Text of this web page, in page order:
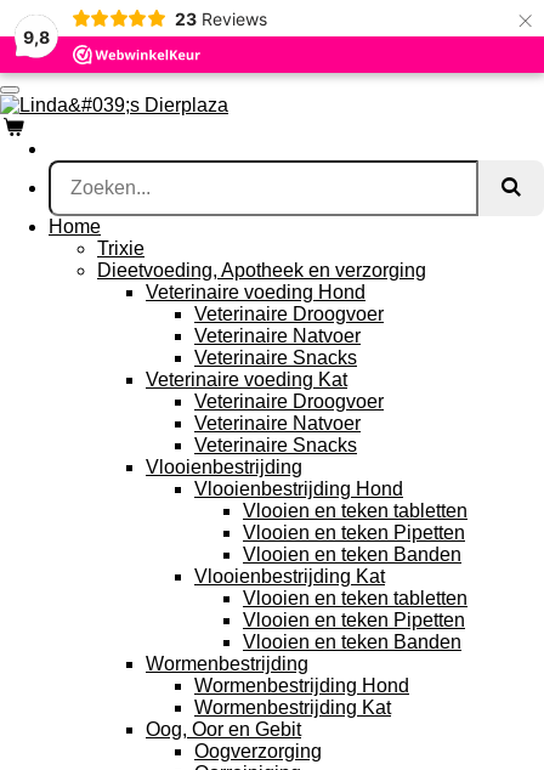
9,8
23 Reviews ×
Ga
direct
naar
de
hoofdinhoud
Home
Trixie
Dieetvoeding, Apotheek en verzorging
Veterinaire voeding Hond
Veterinaire Droogvoer
Veterinaire Natvoer
Veterinaire Snacks
Veterinaire voeding Kat
Veterinaire Droogvoer
Veterinaire Natvoer
Veterinaire Snacks
Vlooienbestrijding
Vlooienbestrijding Hond
Vlooien en teken tabletten
Vlooien en teken Pipetten
Vlooien en teken Banden
Vlooienbestrijding Kat
Vlooien en teken tabletten
Vlooien en teken Pipetten
Vlooien en teken Banden
Wormenbestrijding
Wormenbestrijding Hond
Wormenbestrijding Kat
Oog, Oor en Gebit
Oogverzorging